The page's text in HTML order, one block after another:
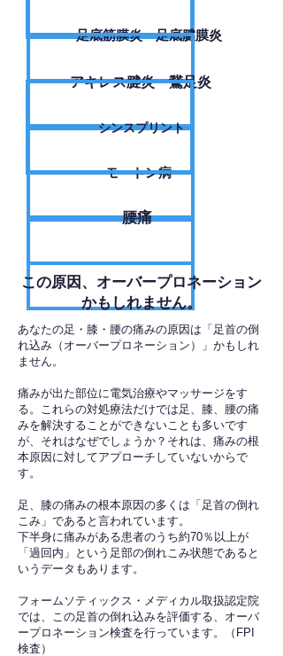
足底筋膜炎・足底腱膜炎
アキレス腱炎・鵞足炎
シンスプリント
モートン病
腰痛
​この原因、オーバープロネーション
かもしれません。
あなたの足・膝・腰の痛みの原因は「足首の倒
れ込み（オーバープロネーション）」かもしれ
ません。
痛みが出た部位に電気治療やマッサージをす
る。これらの対処療法だけでは足、膝、腰の痛
みを解決することができないことも多いです
が、それはなぜでしょうか？それは、痛みの根
本原因に対してアプローチしていないからで
す。
足、膝の痛みの根本原因の多くは「足首の倒れ
こみ」であると言われています。
下半身に痛みがある患者のうち約70％以上が
「過回内」という足部の倒れこみ状態であると
いうデータもあります。
フォームソティックス・メディカル取扱認定院
では、この足首の倒れ込みを評価する、オーバ
ープロネーション検査を行っています。（FPI
検査）​